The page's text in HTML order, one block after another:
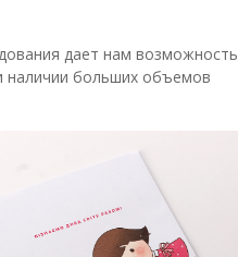
дает нам возможность
наличии больших объемов